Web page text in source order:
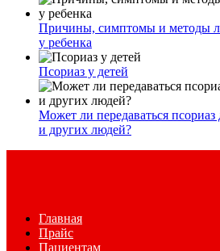
Причины, симптомы и методы
у ребенка
Псориаз у детей
Может ли передаваться псориаз
и других людей?
Главная
Прайс
Пациентам